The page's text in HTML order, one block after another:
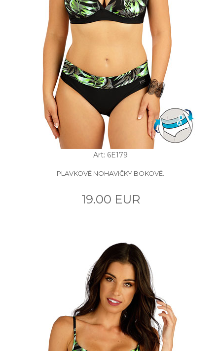
Art: 6E179
PLAVKOVÉ NOHAVIČKY BOKOVÉ.
19.00 EUR